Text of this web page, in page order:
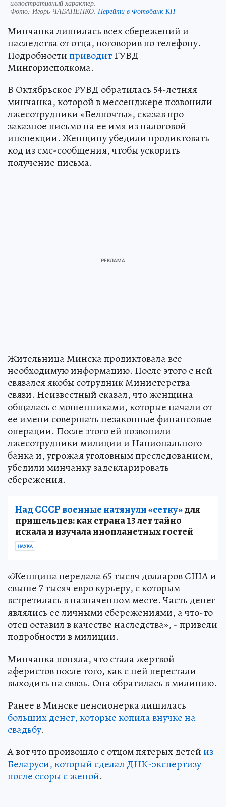
иллюстративный характер.
Фото: Игорь ЧАБАНЕНКО. Перейти в Фотобанк КП
Минчанка лишилась всех сбережений и
наследства от отца, поговорив по телефону.
ПодробностиприводитГУВД
Мингорисполкома.
В Октябрьское РУВД обратилась 54-летняя
минчанка, которой в мессенджере позвонили
лжесотрудники «Белпочты», сказав про
заказное письмо на ее имя из налоговой
инспекции. Женщину убедили продиктовать
код из смс-сообщения, чтобы ускорить
получение письма.
Жительница Минска продиктовала все
необходимую информацию. После этого с ней
связался якобы сотрудник Министерства
связи. Неизвестный сказал, что женщина
общалась с мошенниками, которые начали от
ее имени совершать незаконные финансовые
операции. После этого ей позвонили
лжесотрудники милиции и Национального
банка и, угрожая уголовным преследованием,
убедили минчанку задекларировать
сбережения.
Над СССР военные натянули «сетку»для
пришельцев: как страна 13 лет тайно
искала и изучала инопланетных гостей
НАУКА
«Женщина передала 65 тысяч долларов США и
свыше 7 тысяч евро курьеру, с которым
встретилась в назначенном месте. Часть денег
являлись ее личными сбережениями, а что-то
отец оставил в качестве наследства», - привели
подробности в милиции.
Минчанка поняла, что стала жертвой
аферистов после того, как с ней перестали
выходить на связь. Она обратилась в милицию.
Ранее в Минске пенсионерка лишилась
больших денег, которые копила внучке на
свадьбу.
А вот что произошло с отцом пятерых детейиз
Беларуси, который сделал ДНК-экспертизу
после ссоры с женой.